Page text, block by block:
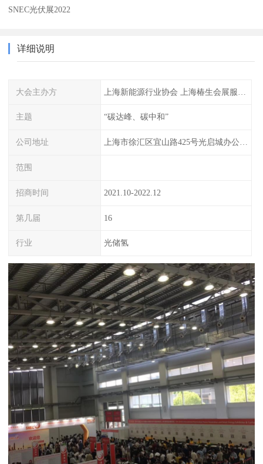
SNEC光伏展2022
详细说明
大会主办方
主题 “碳达峰、碳中和”
公司地址 上海市徐汇区宜山路425号光启城办公楼905室
范围
招商时间 2021.10-2022.12
第几届 16
行业 光储氢